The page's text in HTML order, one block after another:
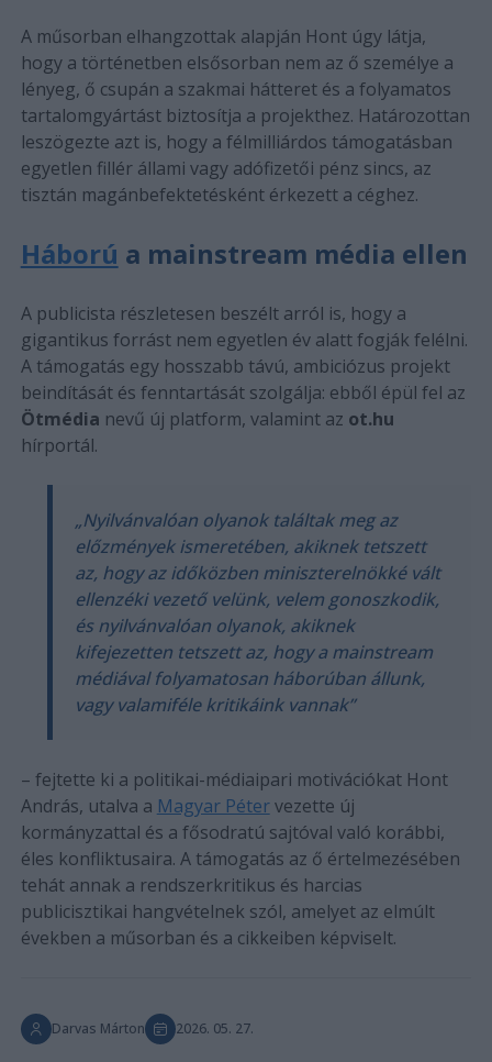
A műsorban elhangzottak alapján Hont úgy látja,
hogy a történetben elsősorban nem az ő személye a
lényeg, ő csupán a szakmai hátteret és a folyamatos
tartalomgyártást biztosítja a projekthez. Határozottan
leszögezte azt is, hogy a félmilliárdos támogatásban
egyetlen fillér állami vagy adófizetői pénz sincs, az
tisztán magánbefektetésként érkezett a céghez.
Háború a mainstream média ellen
A publicista részletesen beszélt arról is, hogy a
gigantikus forrást nem egyetlen év alatt fogják felélni.
A támogatás egy hosszabb távú, ambiciózus projekt
beindítását és fenntartását szolgálja: ebből épül fel az
Ötmédia nevű új platform, valamint az ot.hu
hírportál.
„Nyilvánvalóan olyanok találtak meg az
előzmények ismeretében, akiknek tetszett
az, hogy az időközben miniszterelnökké vált
ellenzéki vezető velünk, velem gonoszkodik,
és nyilvánvalóan olyanok, akiknek
kifejezetten tetszett az, hogy a mainstream
médiával folyamatosan háborúban állunk,
vagy valamiféle kritikáink vannak”
– fejtette ki a politikai-médiaipari motivációkat Hont
András, utalva a Magyar Pétervezette új
kormányzattal és a fősodratú sajtóval való korábbi,
éles konfliktusaira. A támogatás az ő értelmezésében
tehát annak a rendszerkritikus és harcias
publicisztikai hangvételnek szól, amelyet az elmúlt
években a műsorban és a cikkeiben képviselt.
Darvas Márton 2026. 05. 27.